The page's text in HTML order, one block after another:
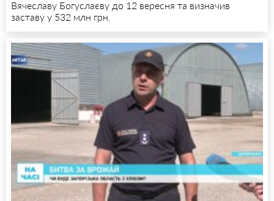
Вячеславу Богуслаєву до 12 вересня та визначив
заставу у 532 млн грн.